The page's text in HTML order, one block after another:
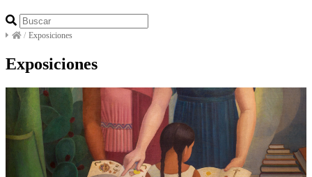
/ Exposiciones
Exposiciones